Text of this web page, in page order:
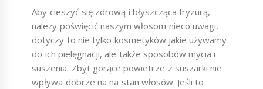
Aby cieszyć się zdrową i błyszcząca fryzurą,
należy poświęcić naszym włosom nieco uwagi,
dotyczy to nie tylko kosmetyków jakie używamy
do ich pielęgnacji, ale także sposobów mycia i
suszenia. Zbyt gorące powietrze z suszarki nie
wpływa dobrze na na stan włosów. Jeśli to